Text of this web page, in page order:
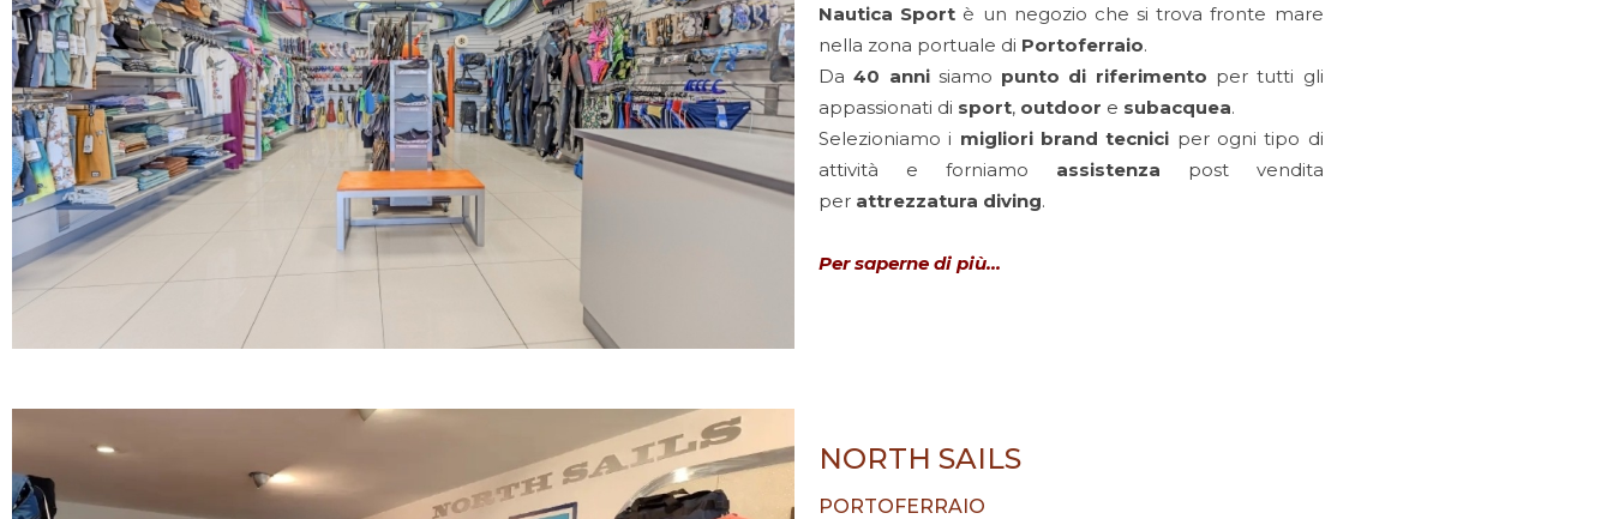
Nautica Sport è un negozio che si trova fronte mare
nella zona portuale di Portoferraio.
Da 40 annisiamo punto di riferimento per tutti gli
appassionati di sport, outdoor e subacquea.
Selezioniamo i migliori brand tecnici per ogni tipo di
attività e forniamo assistenza post vendita
per attrezzatura diving.
Per saperne di più…
NORTH SAILS
PORTOFERRAIO